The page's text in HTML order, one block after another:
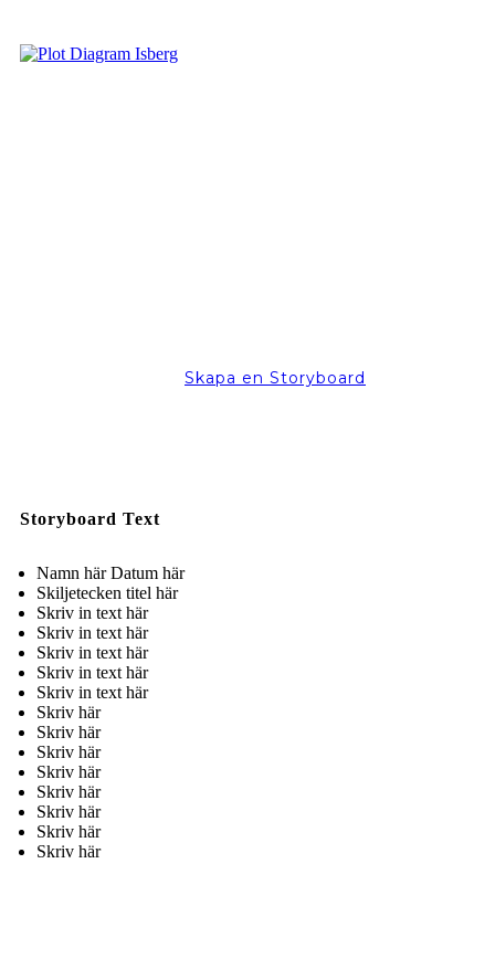
Skapa en Storyboard
Storyboard Text
Namn här Datum här
Skiljetecken titel här
Skriv in text här
Skriv in text här
Skriv in text här
Skriv in text här
Skriv in text här
Skriv här
Skriv här
Skriv här
Skriv här
Skriv här
Skriv här
Skriv här
Skriv här